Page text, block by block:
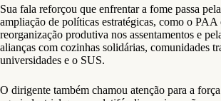
Sua fala reforçou que enfrentar a fome passa
ampliação de políticas estratégicas, como o
reorganização produtiva nos assentamentos e
alianças com cozinhas solidárias, comunidades
universidades e o SUS.
O dirigente também chamou atenção para a